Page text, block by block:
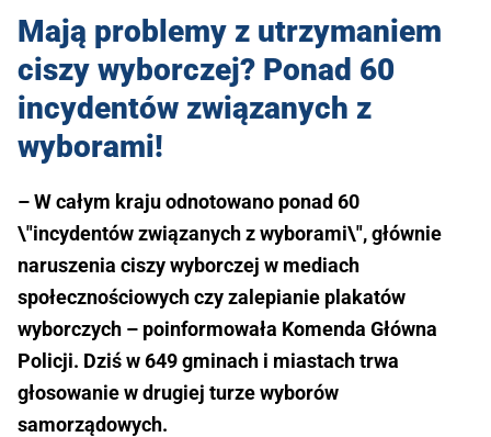
Mają problemy z utrzymaniem
ciszy wyborczej? Ponad 60
incydentów związanych z
wyborami!
– W całym kraju odnotowano ponad 60
\"incydentów związanych z wyborami\", głównie
naruszenia ciszy wyborczej w mediach
społecznościowych czy zalepianie plakatów
wyborczych – poinformowała Komenda Główna
Policji. Dziś w 649 gminach i miastach trwa
głosowanie w drugiej turze wyborów
samorządowych.